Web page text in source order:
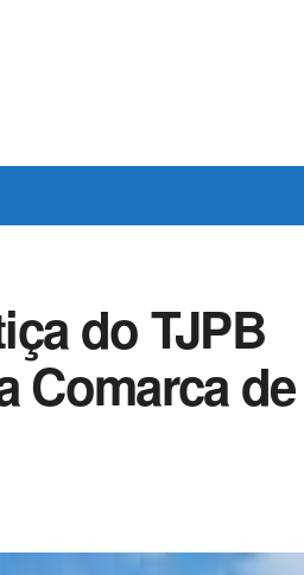
do TJPB
Comarca de